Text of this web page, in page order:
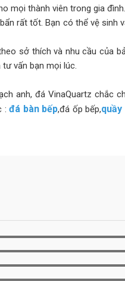
mọi thành viên trong gia đình.
rất tốt. Bạn có thể vệ sinh
sở thích và nhu cầu của
vấn bạn mọi lúc.
anh, đá VinaQuartz chắc
:đá bàn bếp,đá ốp bếp,quầy
các Tiêu chuẩn quốc tế:
ở Bắc Mỹ, Châu Mỹ La
mọi khách hàng. Vì vậy,
anh trên toàn thế giới.
MỌI PHONG CÁCH